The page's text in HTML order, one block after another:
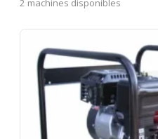
2 machines disponibles